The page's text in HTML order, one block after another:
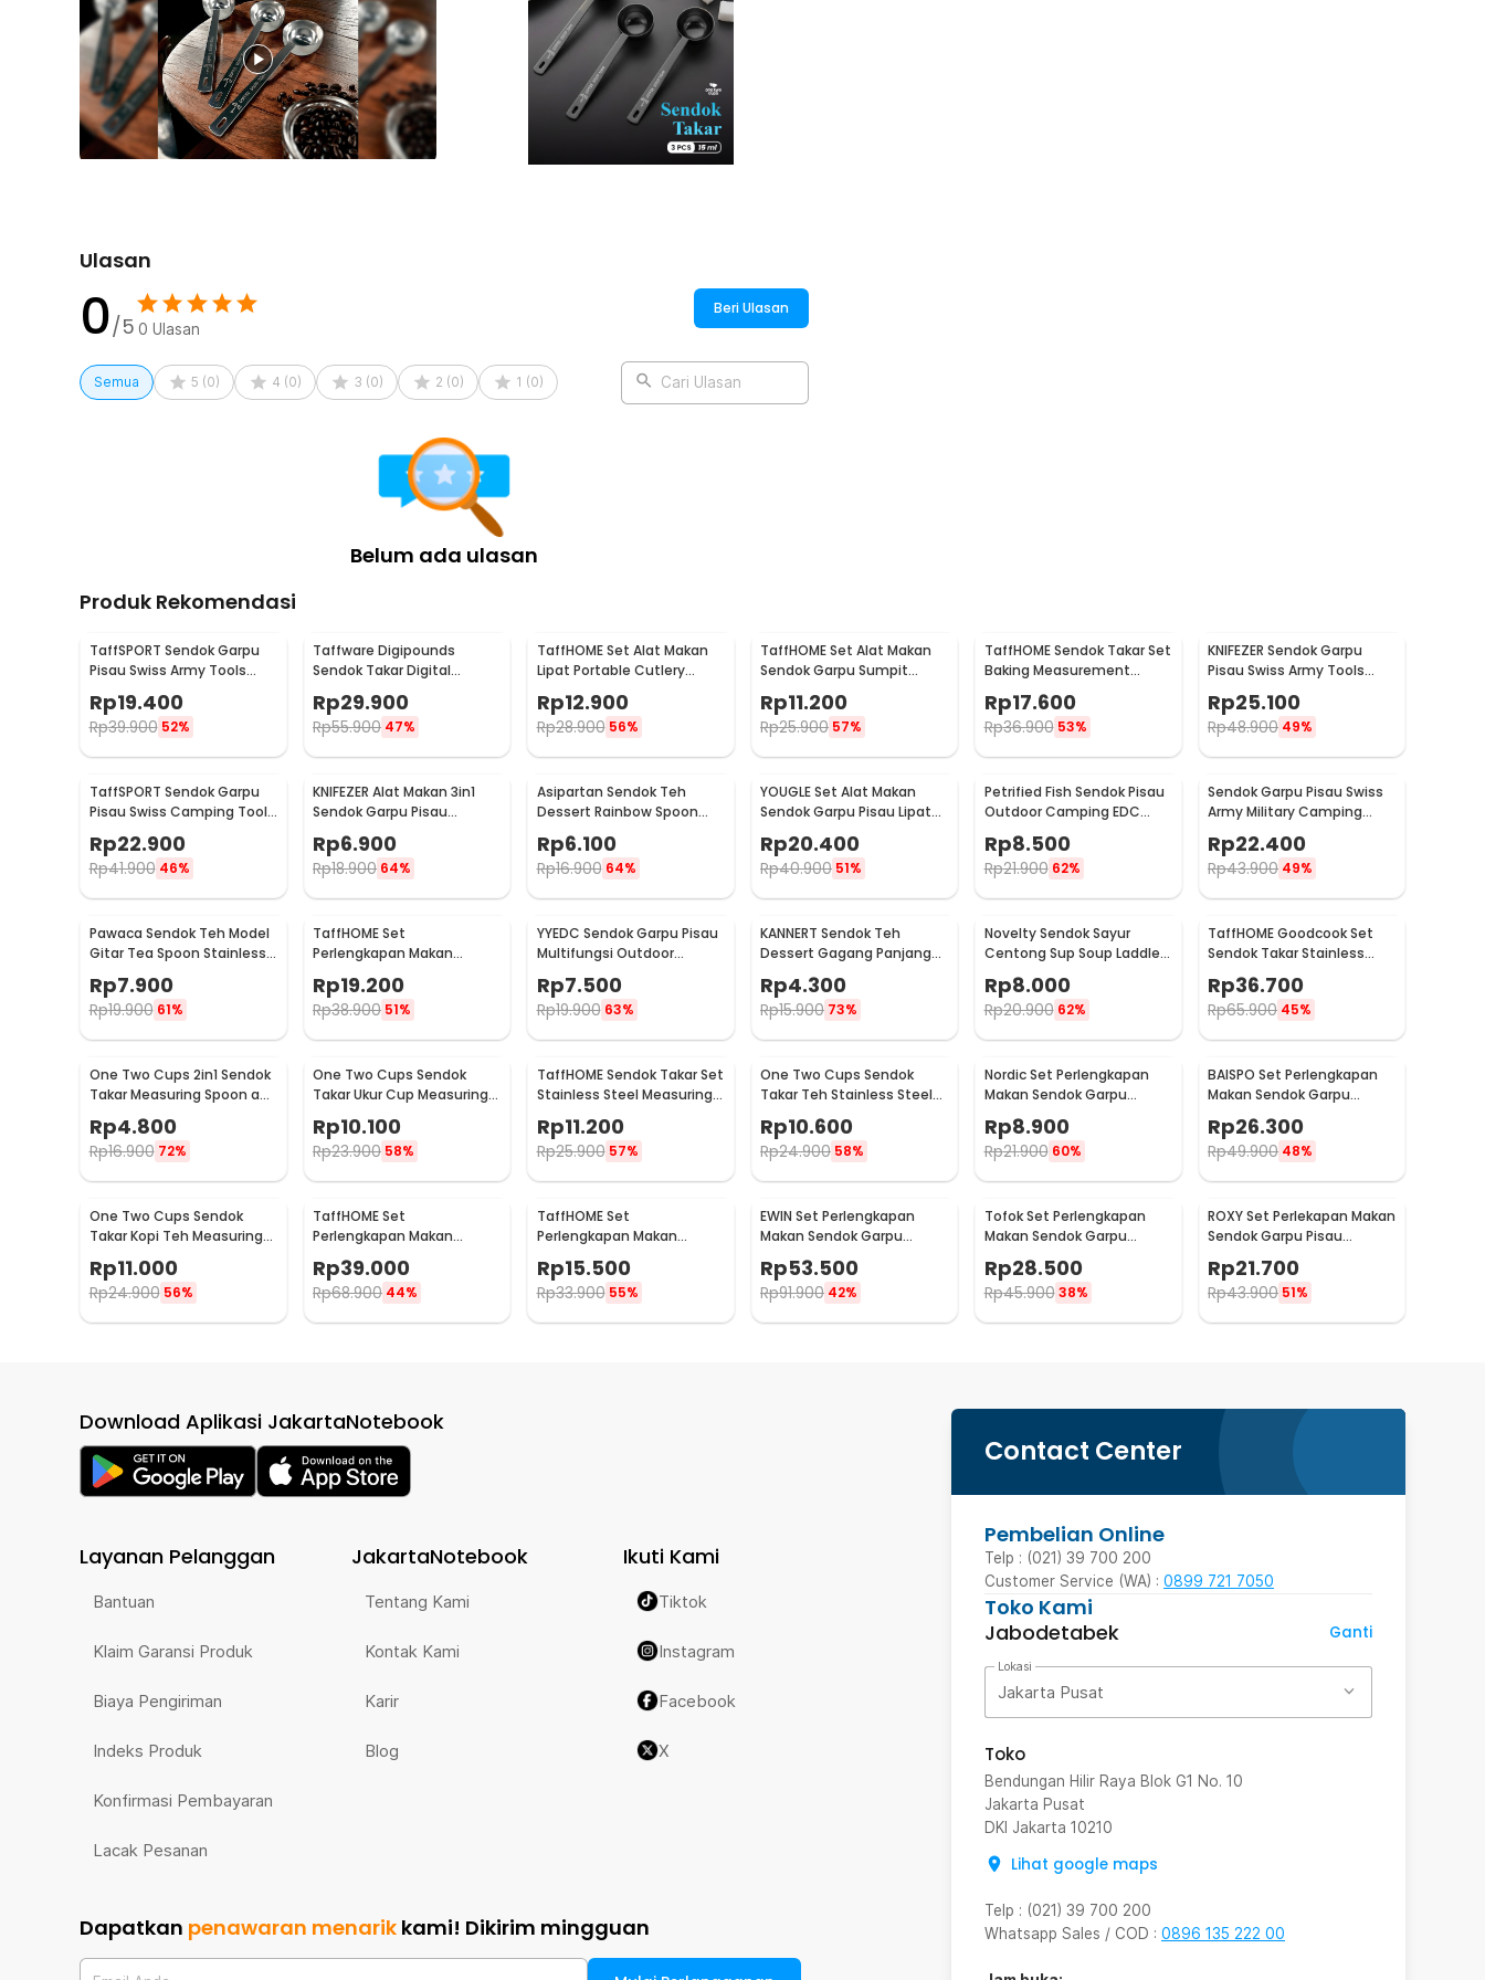
Ulasan
0/5 0 Ulasan
Beri Ulasan
Semua 5 (0) 4 (0) 3 (0) 2 (0) 1 (0) Cari Ulasan
Belum ada ulasan
Produk Rekomendasi
TaffSPORT Sendok Garpu
Pisau Swiss Army Tools
Knife EDC 6in1 - A007
Rp19.400
Rp39.900 52%
Taffware Digipounds
Sendok Takar Digital
Measuring Spoon 500g 0.1g
- HM10
Rp29.900
Rp55.900 47%
TaffHOME Set Alat Makan
Lipat Portable Cutlery
Stainless Steel 410 - AOTU
Rp12.900
Rp28.900 56%
TaffHOME Set Alat Makan
Sendok Garpu Sumpit
Cutlery with Pouch -
CJ0091
Rp11.200
Rp25.900 57%
TaffHOME Sendok Takar Set
Baking Measurement
Spoon 0.62-15ml 6 PCS -
16752
Rp17.600
Rp36.900 53%
KNIFEZER Sendok Garpu
Pisau Swiss Army Tools
Knife EDC - A010
Rp25.100
Rp48.900 49%
TaffSPORT Sendok Garpu
Pisau Swiss Camping Tools
Pocket Knife EDC 5in1 -
A008
Rp22.900
Rp41.900 46%
KNIFEZER Alat Makan 3in1
Sendok Garpu Pisau
Stainless Travel 20cm -
HG1514
Rp6.900
Rp18.900 64%
Asipartan Sendok Teh
Dessert Rainbow Spoon
Stainless Steel Bulat - A014
Rp6.100
Rp16.900 64%
YOUGLE Set Alat Makan
Sendok Garpu Pisau Lipat
Cutlery Set 3 PCS - A009
Rp20.400
Rp40.900 51%
Petrified Fish Sendok Pisau
Outdoor Camping EDC
Tools - LX709
Rp8.500
Rp21.900 62%
Sendok Garpu Pisau Swiss
Army Military Camping
Pocket Knife EDC 4 in 1 -
A011
Rp22.400
Rp43.900 49%
Pawaca Sendok Teh Model
Gitar Tea Spoon Stainless
Steel 304 12cm - RR-09
Rp7.900
Rp19.900 61%
TaffHOME Set
Perlengkapan Makan
Sendok Garpu Bahan
Bambu Cutlery Set -
EA02510
Rp19.200
Rp38.900 51%
YYEDC Sendok Garpu Pisau
Multifungsi Outdoor
Camping Spork EDC Tools -
LX708
Rp7.500
Rp19.900 63%
KANNERT Sendok Teh
Dessert Gagang Panjang
Long Spoon Stainless Steel
- RR-11
Rp4.300
Rp15.900 73%
Novelty Sendok Sayur
Centong Sup Soup Laddle
Wooden Spoon - RR-20
Rp8.000
Rp20.900 62%
TaffHOME Goodcook Set
Sendok Takar Stainless
Measuring Spoon 8 PCS -
167
Rp36.700
Rp65.900 45%
One Two Cups 2in1 Sendok
Takar Measuring Spoon and
Coffee Tamper - G1120
Rp4.800
Rp16.900 72%
One Two Cups Sendok
Takar Ukur Cup Measuring
Spoon 10 PCS - 16799
Rp10.100
Rp23.900 58%
TaffHOME Sendok Takar Set
Stainless Steel Measuring
Spoon 5 PCS - S300
Rp11.200
Rp25.900 57%
One Two Cups Sendok
Takar Teh Stainless Steel
Measuring Spoon 5 PCS -
S301
Rp10.600
Rp24.900 58%
Nordic Set Perlengkapan
Makan Sendok Garpu
Stainless Steel Cutlery Set
- XS-B014
Rp8.900
Rp21.900 60%
BAISPO Set Perlengkapan
Makan Sendok Garpu
Sumpit Bambu Cutlery Set
Winding - EA025
Rp26.300
Rp49.900 48%
One Two Cups Sendok
Takar Kopi Teh Measuring
Spoon with Clip - G166
Rp11.000
Rp24.900 56%
TaffHOME Set
Perlengkapan Makan
Sendok Garpu Pisau Sumpit
8 PCS - EA02300
Rp39.000
Rp68.900 44%
TaffHOME Set
Perlengkapan Makan
Sendok Garpu Sumpit
Pouch Cutlery Set - T1
Rp15.500
Rp33.900 55%
EWIN Set Perlengkapan
Makan Sendok Garpu
dengan Holder Angsa Swan
Rack - NP311
Rp53.500
Rp91.900 42%
Tofok Set Perlengkapan
Makan Sendok Garpu
Sumpit Sedotan dengan
Pouch - T5
Rp28.500
Rp45.900 38%
ROXY Set Perlekapan Makan
Sendok Garpu Pisau
Western Cutlery Set 4 PCS
- C24
Rp21.700
Rp43.900 51%
Contact Center
Pembelian Online
Telp : (021) 39 700 200
Customer Service (WA) : 0899 721 7050
Toko Kami
Jabodetabek
Ganti
Lokasi
Jakarta Pusat
Toko
Bendungan Hilir Raya Blok G1 No. 10
Jakarta Pusat
DKI Jakarta 10210
Lihat google maps
Telp : (021) 39 700 200
Whatsapp Sales / COD : 0896 135 222 00
Download Aplikasi JakartaNotebook
Layanan Pelanggan
Bantuan
Klaim Garansi Produk
Biaya Pengiriman
Indeks Produk
Konfirmasi Pembayaran
Lacak Pesanan
JakartaNotebook
Tentang Kami
Kontak Kami
Karir
Blog
Ikuti Kami
Tiktok
Instagram
Facebook
X
Dapatkan penawaran menarik kami! Dikirim mingguan